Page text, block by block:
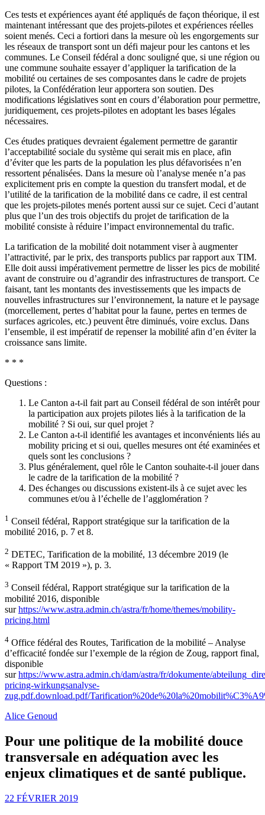
Ces tests et expériences ayant été appliqués de façon théorique, il est
maintenant intéressant que des projets-pilotes et expériences réelles
soient menés. Ceci a fortiori dans la mesure où les engorgements sur
les réseaux de transport sont un défi majeur pour les cantons et les
communes. Le Conseil fédéral a donc souligné que, si une région ou
une commune souhaite essayer d’appliquer la tarification de la
mobilité ou certaines de ses composantes dans le cadre de projets
pilotes, la Confédération leur apportera son soutien. Des
modifications législatives sont en cours d’élaboration pour permettre,
juridiquement, ces projets-pilotes en adoptant les bases légales
nécessaires.
Ces études pratiques devraient également permettre de garantir
l’acceptabilité sociale du système qui serait mis en place, afin
d’éviter que les parts de la population les plus défavorisées n’en
ressortent pénalisées. Dans la mesure où l’analyse menée n’a pas
explicitement pris en compte la question du transfert modal, et de
l’utilité de la tarification de la mobilité dans ce cadre, il est central
que les projets-pilotes menés portent aussi sur ce sujet. Ceci d’autant
plus que l’un des trois objectifs du projet de tarification de la
mobilité consiste à réduire l’impact environnemental du trafic.
La tarification de la mobilité doit notamment viser à augmenter
l’attractivité, par le prix, des transports publics par rapport aux TIM.
Elle doit aussi impérativement permettre de lisser les pics de mobilité
avant de construire ou d’agrandir des infrastructures de transport. Ce
faisant, tant les montants des investissements que les impacts de
nouvelles infrastructures sur l’environnement, la nature et le paysage
(morcellement, pertes d’habitat pour la faune, pertes en termes de
surfaces agricoles, etc.) peuvent être diminués, voire exclus. Dans
l’ensemble, il est impératif de repenser la mobilité afin d’en éviter la
croissance sans limite.
* * *
Questions :
Le Canton a-t-il fait part au Conseil fédéral de son intérêt pour
la participation aux projets pilotes liés à la tarification de la
mobilité ? Si oui, sur quel projet ?
Le Canton a-t-il identifié les avantages et inconvénients liés au
mobility pricing et si oui, quelles mesures ont été examinées et
quels sont les conclusions ?
Plus généralement, quel rôle le Canton souhaite-t-il jouer dans
le cadre de la tarification de la mobilité ?
Des échanges ou discussions existent-ils à ce sujet avec les
communes et/ou à l’échelle de l’agglomération ?
1 Conseil fédéral, Rapport stratégique sur la tarification de la
mobilité 2016, p. 7 et 8.
2 DETEC, Tarification de la mobilité, 13 décembre 2019 (le
« Rapport TM 2019 »), p. 3.
3 Conseil fédéral, Rapport stratégique sur la tarification de la
mobilité 2016, disponible
surhttps://www.astra.admin.ch/astra/fr/home/themes/mobility-
pricing.html
4 Office fédéral des Routes, Tarification de la mobilité – Analyse
d’efficacité fondée sur l’exemple de la région de Zoug, rapport final,
disponible
surhttps://www.astra.admin.ch/dam/astra/fr/dokumente/
pricing-wirkungsanalyse-
zug.pdf.download.pdf/
Alice Genoud
Pour une politique de la mobilité douce
transversale en adéquation avec les
enjeux climatiques et de santé publique.
22 FÉVRIER 2019